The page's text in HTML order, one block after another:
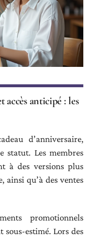
accès anticipé : les
d’anniversaire,
statut. Les membres
à des versions plus
ainsi qu’à des ventes
promotionnels
sous-estimé. Lors des